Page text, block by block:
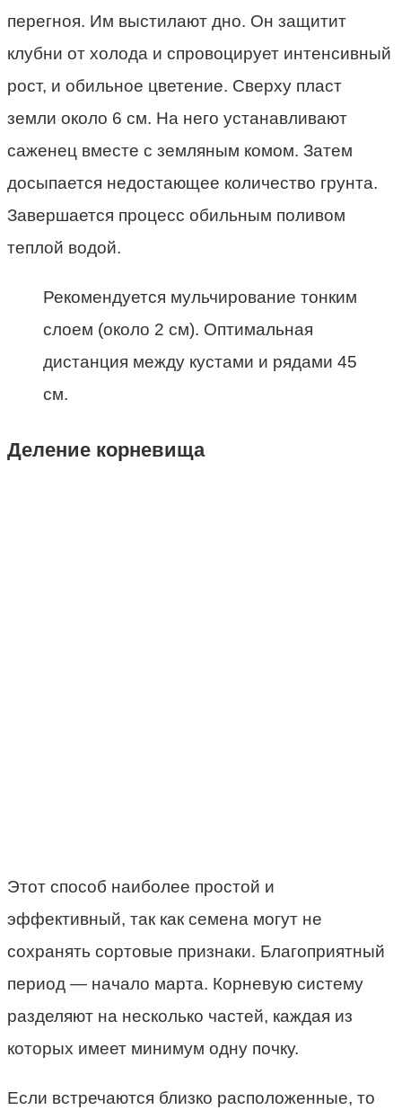
перегноя. Им выстилают дно. Он защитит
клубни от холода и спровоцирует интенсивный
рост, и обильное цветение. Сверху пласт
земли около 6 см. На него устанавливают
саженец вместе с земляным комом. Затем
досыпается недостающее количество грунта.
Завершается процесс обильным поливом
теплой водой.
Рекомендуется мульчирование тонким
слоем (около 2 см). Оптимальная
дистанция между кустами и рядами 45
см.
Деление корневища
Этот способ наиболее простой и
эффективный, так как семена могут не
сохранять сортовые признаки. Благоприятный
период — начало марта. Корневую систему
разделяют на несколько частей, каждая из
которых имеет минимум одну почку.
Если встречаются близко расположенные, то